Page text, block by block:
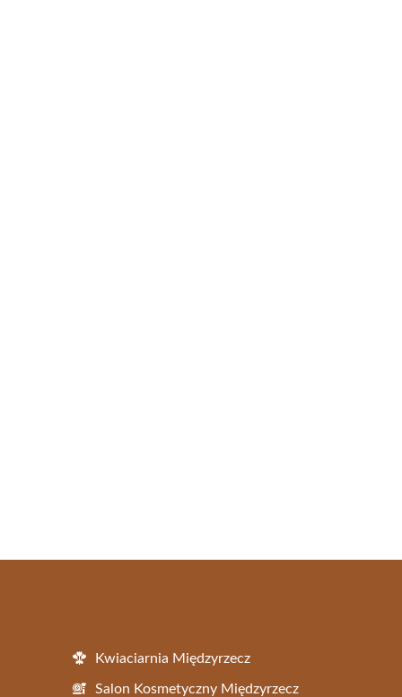
Kwiaciarnia Międzyrzecz
Salon Kosmetyczny Międzyrzecz